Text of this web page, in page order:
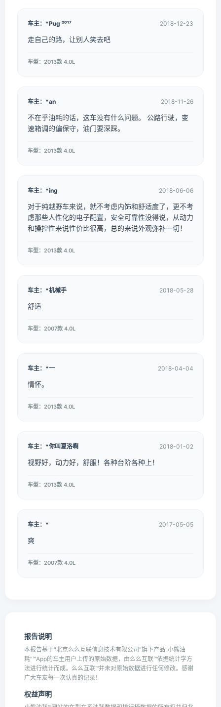
车主：*Pug ²⁰¹⁷ 2018-12-23
走自己的路，让别人笑去吧
车型：2013款 4.0L
车主：*an 2018-11-26
不在乎油耗的话，这车没有什么问题。 公路行驶，变
速箱调的偏保守，油门要深踩。
车型：2013款 4.0L
车主：*ing 2018-06-06
对于纯越野车来说，就不考虑内饰和舒适度了，更不考
虑那些人性化的电子配置，安全可靠性没得说，从动力
和操控性来说性价比很高，总的来说外观弥补一切！
车型：2013款 4.0L
车主：*机械手 2018-05-28
舒适
车型：2007款 4.0L
车主：*一 2018-04-04
情怀。
车型：2013款 4.0L
车主：*你叫夏洛啊 2018-01-02
视野好，动力好，舒服！各种台阶各种上！
车型：2013款 4.0L
车主：* 2017-05-05
爽
车型：2007款 4.0L
报告说明
本报告基于"北京么么互联信息技术有限公司"旗下产品"小熊油
耗"™App的车主用户上传的原始数据，由么么互联™依据统计学方
法进行统计而成。么么互联™并未对原始数据进行任何修改。感谢
广大车友每一次认真的记录！
权益声明